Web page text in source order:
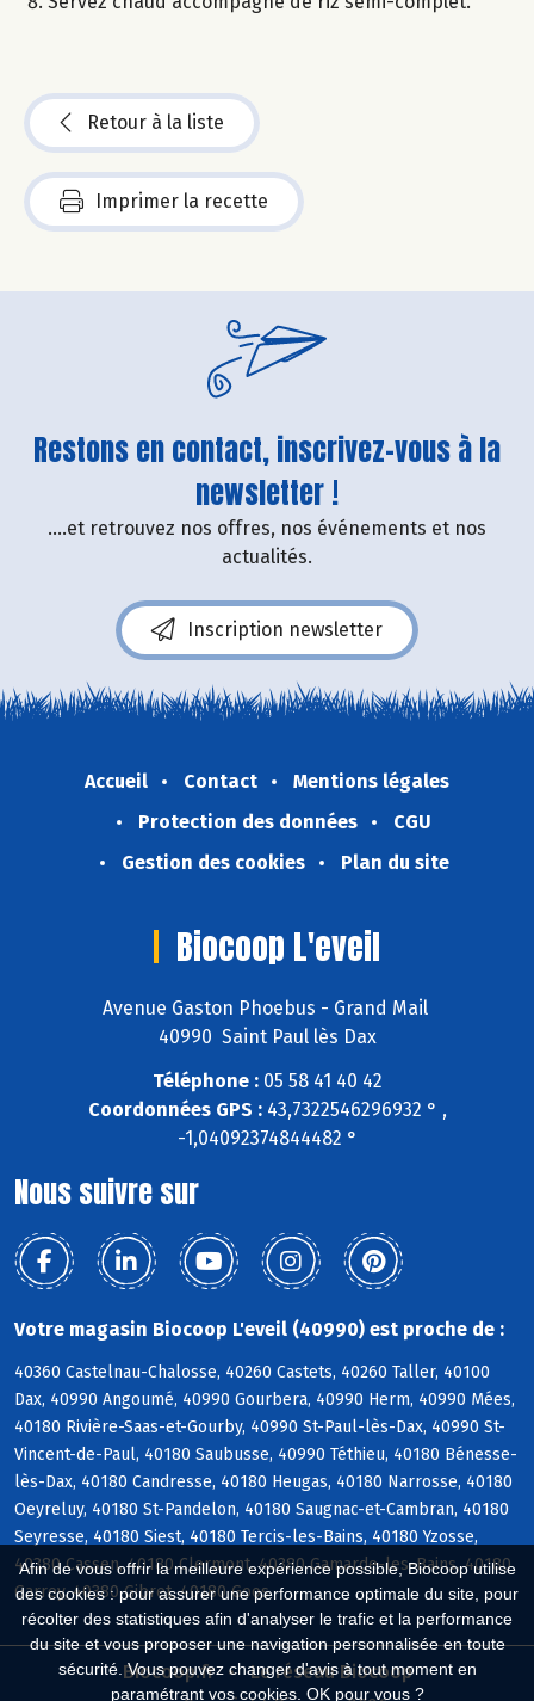
Afin de vous offrir la meilleure expérience possible, Biocoop utilise
des cookies : pour assurer une performance optimale du site, pour
récolter des statistiques afin d'analyser le trafic et la performance
du site et vous proposer une navigation personnalisée en toute
sécurité. Vous pouvez changer d'avis à tout moment en
paramétrant vos cookies. OK pour vous ?
Retour à la liste
Imprimer la recette
Restons en contact, inscrivez-vous à la
newsletter !
....et retrouvez nos offres, nos événements et nos
actualités.
Inscription newsletter
Accueil Contact
Mentions légales
Protection des données
CGU
Gestion des cookies
Plan du site
Biocoop L'eveil
Avenue Gaston Phoebus - Grand Mail
40990 Saint Paul lès Dax
Téléphone :05 58 41 40 42
Coordonnées GPS :43,7322546296932 ° ,
-1,04092374844482 °
Nous suivre sur
Votre magasin Biocoop L'eveil (40990) est proche de :
40360 Castelnau-Chalosse, 40260 Castets, 40260 Taller, 40100
Dax, 40990 Angoumé, 40990 Gourbera, 40990 Herm, 40990 Mées,
40180 Rivière-Saas-et-Gourby, 40990 St-Paul-lès-Dax, 40990 St-
Vincent-de-Paul, 40180 Saubusse, 40990 Téthieu, 40180 Bénesse-
lès-Dax, 40180 Candresse, 40180 Heugas, 40180 Narrosse, 40180
Oeyreluy, 40180 St-Pandelon, 40180 Saugnac-et-Cambran, 40180
Seyresse, 40180 Siest, 40180 Tercis-les-Bains, 40180 Yzosse,
40380 Cassen, 40180 Clermont, 40380 Gamarde-les-Bains, 40180
Garrey, 40380 Gibret, 40180 Goos
Biocoop.fr
Le réseau Biocoop